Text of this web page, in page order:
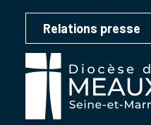
Relations presse